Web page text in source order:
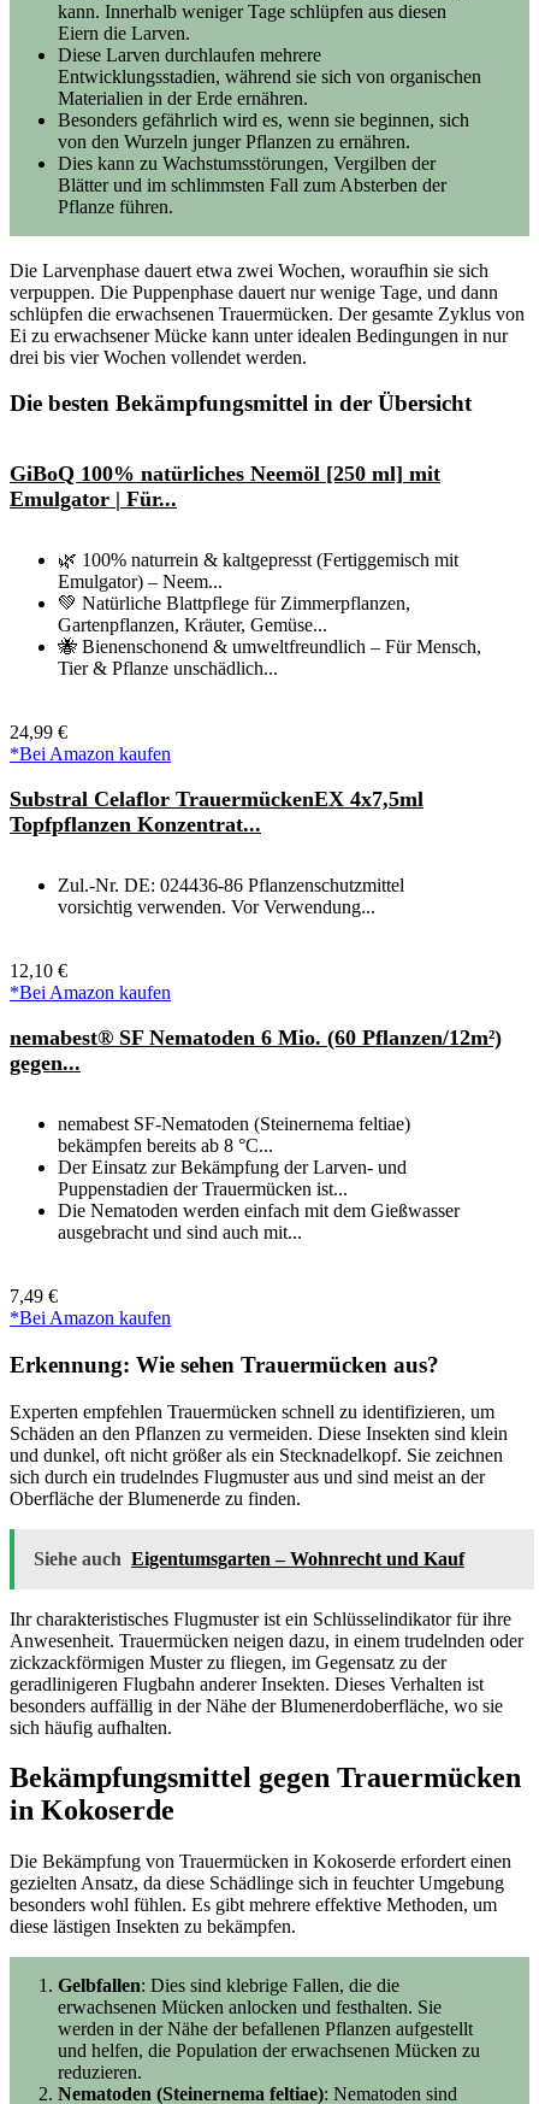
kann. Innerhalb weniger Tage schlüpfen aus diesen
Eiern die Larven.
Diese Larven durchlaufen mehrere
Entwicklungsstadien, während sie sich von organischen
Materialien in der Erde ernähren.
Besonders gefährlich wird es, wenn sie beginnen, sich
von den Wurzeln junger Pflanzen zu ernähren.
Dies kann zu Wachstumsstörungen, Vergilben der
Blätter und im schlimmsten Fall zum Absterben der
Pflanze führen.
Die Larvenphase dauert etwa zwei Wochen, woraufhin sie sich
verpuppen. Die Puppenphase dauert nur wenige Tage, und dann
schlüpfen die erwachsenen Trauermücken. Der gesamte Zyklus von
Ei zu erwachsener Mücke kann unter idealen Bedingungen in nur
drei bis vier Wochen vollendet werden.
Die besten Bekämpfungsmittel in der Übersicht
GiBoQ 100% natürliches Neemöl [250 ml] mit
Emulgator | Für...
🌿 100% naturrein & kaltgepresst (Fertiggemisch mit
Emulgator) – Neem...
💚 Natürliche Blattpflege für Zimmerpflanzen,
Gartenpflanzen, Kräuter, Gemüse...
🐝 Bienenschonend & umweltfreundlich – Für Mensch,
Tier & Pflanze unschädlich...
24,99 €
*Bei Amazon kaufen
Substral Celaflor TrauermückenEX 4x7,5ml
Topfpflanzen Konzentrat...
Zul.-Nr. DE: 024436-86 Pflanzenschutzmittel
vorsichtig verwenden. Vor Verwendung...
12,10 €
*Bei Amazon kaufen
nemabest® SF Nematoden 6 Mio. (60 Pflanzen/12m²)
gegen...
nemabest SF-Nematoden (Steinernema feltiae)
bekämpfen bereits ab 8 °C...
Der Einsatz zur Bekämpfung der Larven- und
Puppenstadien der Trauermücken ist...
Die Nematoden werden einfach mit dem Gießwasser
ausgebracht und sind auch mit...
7,49 €
*Bei Amazon kaufen
Erkennung: Wie sehen Trauermücken aus?
Experten empfehlen Trauermücken schnell zu identifizieren, um
Schäden an den Pflanzen zu vermeiden. Diese Insekten sind klein
und dunkel, oft nicht größer als ein Stecknadelkopf. Sie zeichnen
sich durch ein trudelndes Flugmuster aus und sind meist an der
Oberfläche der Blumenerde zu finden.
Siehe auch Eigentumsgarten – Wohnrecht und Kauf
Ihr charakteristisches Flugmuster ist ein Schlüsselindikator für ihre
Anwesenheit. Trauermücken neigen dazu, in einem trudelnden oder
zickzackförmigen Muster zu fliegen, im Gegensatz zu der
geradlinigeren Flugbahn anderer Insekten. Dieses Verhalten ist
besonders auffällig in der Nähe der Blumenerdoberfläche, wo sie
sich häufig aufhalten.
Bekämpfungsmittel gegen Trauermücken
in Kokoserde
Die Bekämpfung von Trauermücken in Kokoserde erfordert einen
gezielten Ansatz, da diese Schädlinge sich in feuchter Umgebung
besonders wohl fühlen. Es gibt mehrere effektive Methoden, um
diese lästigen Insekten zu bekämpfen.
Gelbfallen: Dies sind klebrige Fallen, die die
erwachsenen Mücken anlocken und festhalten. Sie
werden in der Nähe der befallenen Pflanzen aufgestellt
und helfen, die Population der erwachsenen Mücken zu
reduzieren.
Nematoden (Steinernema feltiae): Nematoden sind